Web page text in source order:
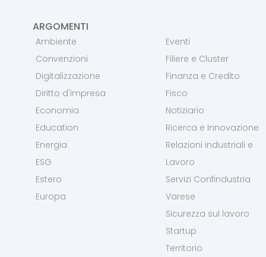
ARGOMENTI
Ambiente
Convenzioni
Digitalizzazione
Diritto d'impresa
Economia
Education
Energia
ESG
Estero
Europa
Eventi
Filiere e Cluster
Finanza e Credito
Fisco
Notiziario
Ricerca e Innovazione
Relazioni industriali e
Lavoro
Servizi Confindustria
Varese
Sicurezza sul lavoro
Startup
Territorio